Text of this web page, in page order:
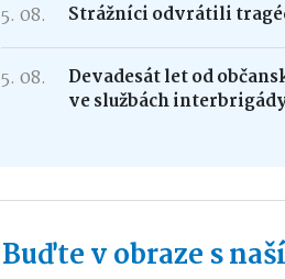
5. 08. Strážníci odvrátili
5. 08.
Devadesát let od
ve službách
Buďte v obraze s